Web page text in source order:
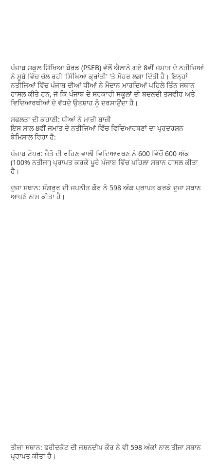
ਪੰਜਾਬ ਸਕੂਲ ਸਿੱਖਿਆ ਬੋਰਡ (PSEB) ਵੱਲੋਂ ਐਲਾਨੇ ਗਏ 8ਵੀਂ ਜਮਾਤ ਦੇ ਨਤੀਜਿਆਂ
ਨੇ ਸੂਬੇ ਵਿੱਚ ਚੱਲ ਰਹੀ 'ਸਿੱਖਿਆ ਕ੍ਰਾਂਤੀ' 'ਤੇ ਮੋਹਰ ਲਗਾ ਦਿੱਤੀ ਹੈ। ਇਨ੍ਹਾਂ
ਨਤੀਜਿਆਂ ਵਿੱਚ ਪੰਜਾਬ ਦੀਆਂ ਧੀਆਂ ਨੇ ਮੈਦਾਨ ਮਾਰਦਿਆਂ ਪਹਿਲੇ ਤਿੰਨ ਸਥਾਨ
ਹਾਸਲ ਕੀਤੇ ਹਨ, ਜੋ ਕਿ ਪੰਜਾਬ ਦੇ ਸਰਕਾਰੀ ਸਕੂਲਾਂ ਦੀ ਬਦਲਦੀ ਤਸਵੀਰ ਅਤੇ
ਵਿਦਿਆਰਥੀਆਂ ਦੇ ਵੱਧਦੇ ਉਤਸ਼ਾਹ ਨੂੰ ਦਰਸਾਉਂਦਾ ਹੈ।
ਸਫਲਤਾ ਦੀ ਕਹਾਣੀ: ਧੀਆਂ ਨੇ ਮਾਰੀ ਬਾਜ਼ੀ
ਇਸ ਸਾਲ 8ਵੀਂ ਜਮਾਤ ਦੇ ਨਤੀਜਿਆਂ ਵਿੱਚ ਵਿਦਿਆਰਥਣਾਂ ਦਾ ਪ੍ਰਦਰਸ਼ਨ
ਬੇਮਿਸਾਲ ਰਿਹਾ ਹੈ:
ਪੰਜਾਬ ਟੌਪਰ: ਜੈਤੋ ਦੀ ਰਹਿਣ ਵਾਲੀ ਵਿਦਿਆਰਥਣ ਨੇ 600 ਵਿੱਚੋਂ 600 ਅੰਕ
(100% ਨਤੀਜਾ) ਪ੍ਰਾਪਤ ਕਰਕੇ ਪੂਰੇ ਪੰਜਾਬ ਵਿੱਚ ਪਹਿਲਾ ਸਥਾਨ ਹਾਸਲ ਕੀਤਾ
ਹੈ।
ਦੂਜਾ ਸਥਾਨ: ਸੰਗਰੂਰ ਦੀ ਜਪਨੀਤ ਕੌਰ ਨੇ 598 ਅੰਕ ਪ੍ਰਾਪਤ ਕਰਕੇ ਦੂਜਾ ਸਥਾਨ
ਆਪਣੇ ਨਾਮ ਕੀਤਾ ਹੈ।
ਤੀਜਾ ਸਥਾਨ: ਫਰੀਦਕੋਟ ਦੀ ਜਸ਼ਨਦੀਪ ਕੌਰ ਨੇ ਵੀ 598 ਅੰਕਾਂ ਨਾਲ ਤੀਜਾ ਸਥਾਨ
ਪ੍ਰਾਪਤ ਕੀਤਾ ਹੈ।